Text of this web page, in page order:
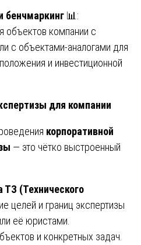
бенчмаркинг 📊:
объектов компании с
с объектами-аналогами для
и инвестиционной
для компании
корпоративной
— это чётко выстроенный
ТЗ (Технического
целей и границ экспертизы
её юристами.
и конкретных задач.